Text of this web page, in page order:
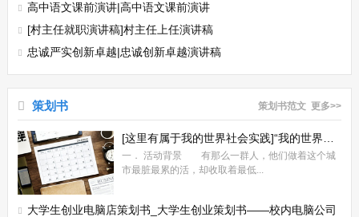
高中语文课前演讲|高中语文课前演讲
[村主任就职演讲稿]村主任上任演讲稿
忠诚严实创新卓越|忠诚创新卓越演讲稿
策划书 更多>>
策划书范文
一． 活动背景 有那么一群人，他们做着这个城
市最脏最累的活，却收取着最低...
大学生创业电脑店策划书_大学生创业策划书——校内电脑公司